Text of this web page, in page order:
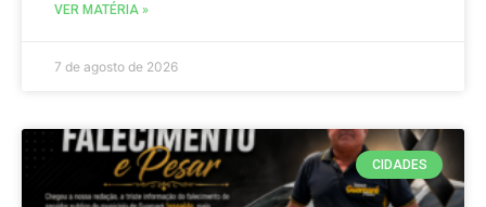
VER MATÉRIA »
7 de agosto de 2026
CIDADES